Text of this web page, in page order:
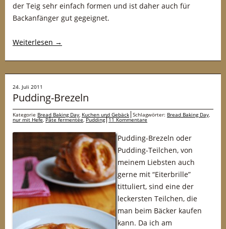
der Teig sehr einfach formen und ist daher auch für
Backanfänger gut gegeignet.
Weiterlesen →
24. Juli 2011
Pudding-Brezeln
Kategorie Bread Baking Day, Kuchen und Gebäck Schlagwörter: Bread Baking Day,
nur mit Hefe,Pâte fermentée,Pudding 11 Kommentare
Pudding-Brezeln oder
Pudding-Teilchen, von
meinem Liebsten auch
gerne mit “Eiterbrille”
tittuliert, sind eine der
leckersten Teilchen, die
man beim Bäcker kaufen
kann. Da ich am